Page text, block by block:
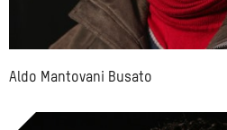
Aldo Mantovani Busato